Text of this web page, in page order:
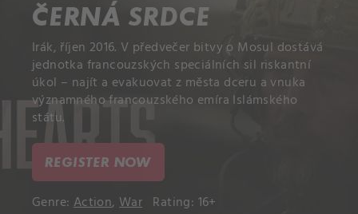
ČERNÁ SRDCE
Irák, říjen 2016. V předvečer bitvy o Mosul dostává
jednotka francouzských speciálních sil riskantní
úkol – najít a evakuovat z města dceru a vnuka
významného francouzského emíra Islámského
státu.
REGISTER NOW
Genre: Action,War Rating: 16+